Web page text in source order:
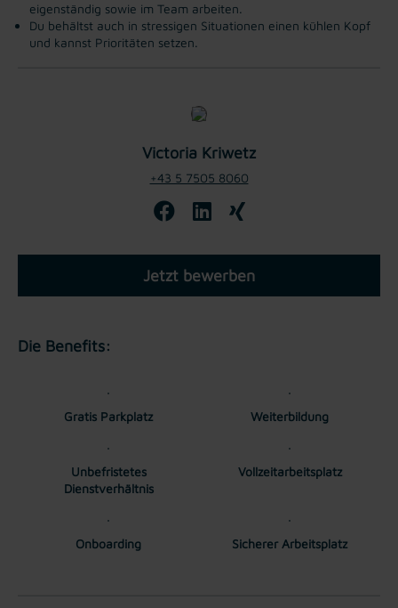
eigenständig sowie im Team arbeiten.
Du behältst auch in stressigen Situationen einen kühlen Kopf
und kannst Prioritäten setzen.
Victoria Kriwetz
+43 5 7505 8060
Jetzt bewerben
Die Benefits:
Gratis Parkplatz Weiterbildung
Unbefristetes
Dienstverhältnis
Vollzeitarbeitsplatz
Onboarding Sicherer Arbeitsplatz